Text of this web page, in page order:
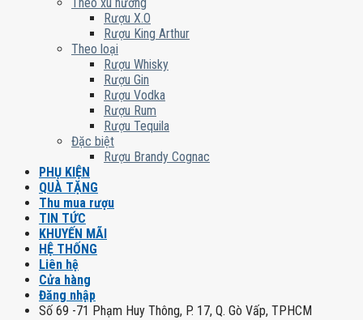
Theo xu hướng
Rượu X.O
Rượu King Arthur
Theo loại
Rượu Whisky
Rượu Gin
Rượu Vodka
Rượu Rum
Rượu Tequila
Đặc biệt
Rượu Brandy Cognac
PHỤ KIỆN
QUÀ TẶNG
Thu mua rượu
TIN TỨC
KHUYẾN MÃI
HỆ THỐNG
Liên hệ
Cửa hàng
Đăng nhập
Số 69 -71 Phạm Huy Thông, P. 17, Q. Gò Vấp, TPHCM